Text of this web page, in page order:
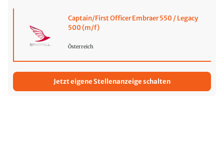
Captain/First Officer Embraer 550 / Legacy
500 (m/f)
Österreich
Jetzt eigene Stellenanzeige schalten